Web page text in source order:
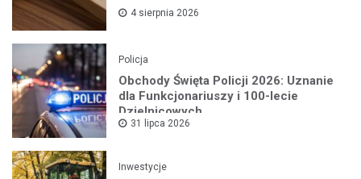
4 sierpnia 2026
Policja
Obchody Święta Policji 2026: Uznanie
dla Funkcjonariuszy i 100-lecie
Dzielnicowych
31 lipca 2026
Inwestycje